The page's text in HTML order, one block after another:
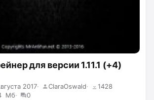
для версии 1.11.1 (+4)
2017 ClaraOswald
1428
Мб 0